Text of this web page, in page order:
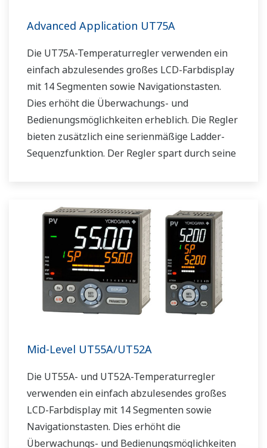
Advanced Application UT75A
Die UT75A-Temperaturregler verwenden ein
einfach abzulesendes großes LCD-Farbdisplay
mit 14 Segmenten sowie Navigationstasten.
Dies erhöht die Überwachungs- und
Bedienungsmöglichkeiten erheblich. Die Regler
bieten zusätzlich eine serienmäßige Ladder-
Sequenzfunktion. Der Regler spart durch seine
die Ethernetkommunikation.
Mid-Level UT55A/UT52A
Die UT55A- und UT52A-Temperaturregler
verwenden ein einfach abzulesendes großes
LCD-Farbdisplay mit 14 Segmenten sowie
Navigationstasten. Dies erhöht die
Überwachungs- und Bedienungsmöglichkeiten